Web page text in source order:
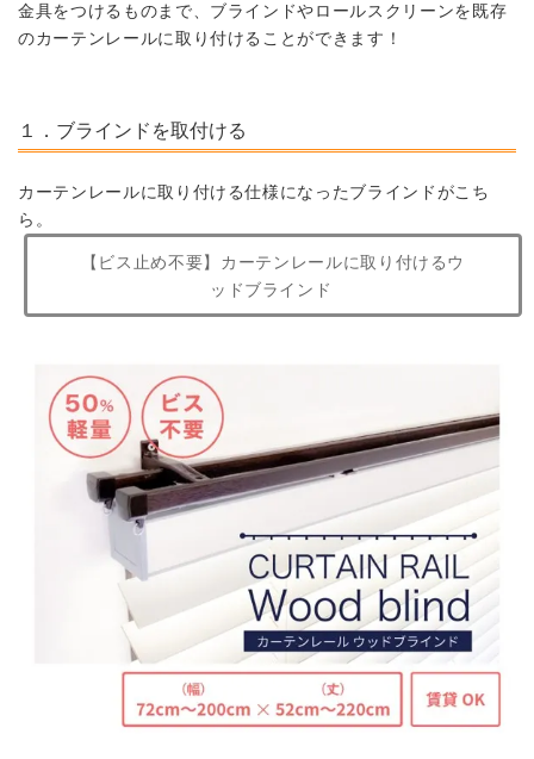
金具をつけるものまで、ブラインドやロールスクリーンを既存
のカーテンレールに取り付けることができます！
１．ブラインドを取付ける
カーテンレールに取り付ける仕様になったブラインドがこち
ら。
【ビス止め不要】カーテンレールに取り付けるウ
ッドブラインド